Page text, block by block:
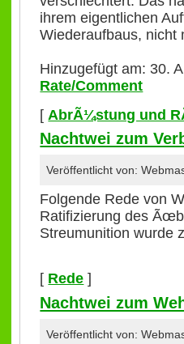
ihrem eigentlichen
Wiederaufbaus, nicht
Hinzugefügt am: 30.
Rate/Comment
[ AbrÃ¼stung und
Nachtwei zum
Veröffentlicht von:
Folgende Rede von
Ratifizierung des
Streumunition wurde
[ Rede ]
Nachtwei zum
Veröffentlicht von: